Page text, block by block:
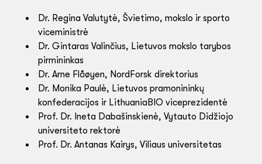
Dr. Regina Valutytė, Švietimo, mokslo ir sporto
viceministrė
Dr. Gintaras Valinčius, Lietuvos mokslo tarybos
pirmininkas
Dr. Arne Flåøyen, NordForsk direktorius
Dr. Monika Paulė, Lietuvos pramonininkų
konfederacijos ir LithuaniaBIO viceprezidentė
Prof. Dr. Ineta Dabašinskienė, Vytauto Didžiojo
universiteto rektorė
Prof. Dr. Antanas Kairys, Viliaus universitetas